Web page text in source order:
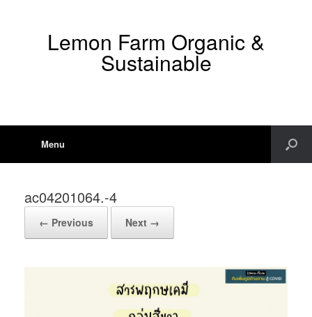
Lemon Farm Organic &
Sustainable
Menu
ac04201064.-4
← Previous Next →